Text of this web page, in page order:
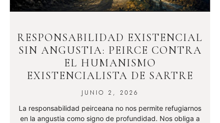
RESPONSABILIDAD EXISTENCIAL
SIN ANGUSTIA: PEIRCE CONTRA
EL HUMANISMO
EXISTENCIALISTA DE SARTRE
JUNIO 2, 2026
La responsabilidad peirceana no nos permite refugiarnos
en la angustia como signo de profundidad. Nos obliga a